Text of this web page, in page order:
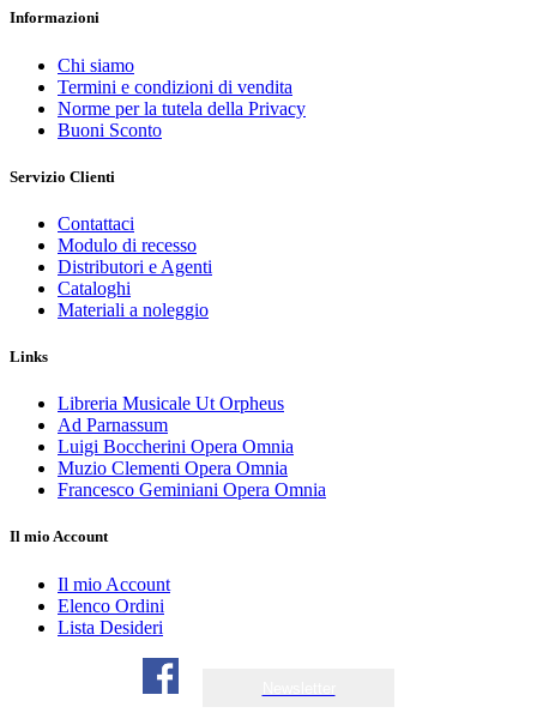
Informazioni
Chi siamo
Termini e condizioni di vendita
Norme per la tutela della Privacy
Buoni Sconto
Servizio Clienti
Contattaci
Modulo di recesso
Distributori e Agenti
Cataloghi
Materiali a noleggio
Links
Libreria Musicale Ut Orpheus
Ad Parnassum
Luigi Boccherini Opera Omnia
Muzio Clementi Opera Omnia
Francesco Geminiani Opera Omnia
Il mio Account
Il mio Account
Elenco Ordini
Lista Desideri